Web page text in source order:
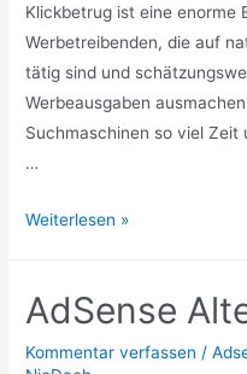
Klickbetrug ist eine enorme
Werbetreibenden, die auf
tätig sind und
Werbeausgaben
Suchmaschinen so viel Zeit
…
Wege
und
von
Weiterlesen »
AdSense
Kommentar verfassen /